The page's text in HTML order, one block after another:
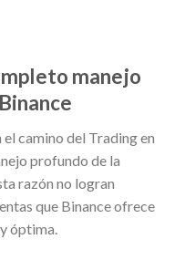
manejo
el camino del Trading en
profundo de la
razón no logran
que Binance ofrece
óptima.